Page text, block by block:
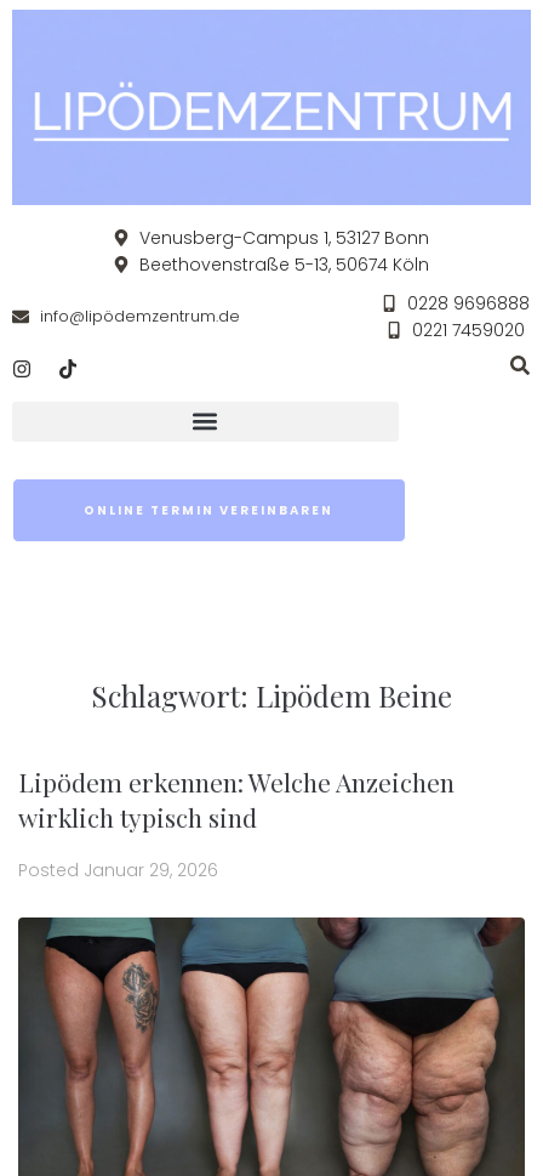
Venusberg-Campus 1, 53127 Bonn
Beethovenstraße 5-13, 50674 Köln
info@lipödemzentrum.de
0228 9696888
0221 7459020
ONLINE TERMIN VEREINBAREN
Schlagwort: Lipödem Beine
Lipödem erkennen: Welche Anzeichen
wirklich typisch sind
Posted Januar 29, 2026